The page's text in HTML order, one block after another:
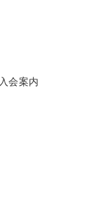
入会案内